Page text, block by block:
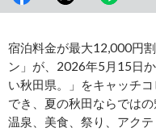
宿泊料金が最大12,000円
ン」が、2026年5月15日
い秋田県。」をキャッチ
でき、夏の秋田ならでは
温泉、美食、祭り、アク